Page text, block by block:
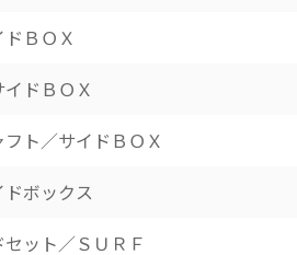
ＢＯＸ
ドＢＯＸ
ト／サイドＢＯＸ
ボックス
ット／ＳＵＲＦ